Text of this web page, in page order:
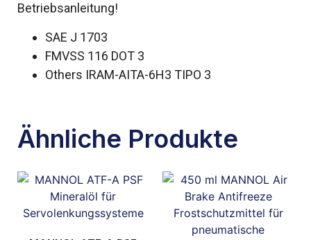
Betriebsanleitung!
SAE J 1703
FMVSS 116 DOT 3
Others IRAM-AITA-6H3 TIPO 3
Ähnliche Produkte